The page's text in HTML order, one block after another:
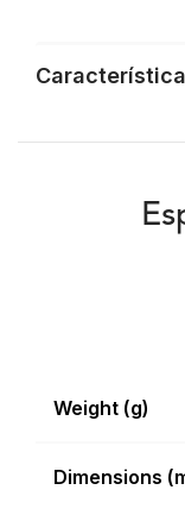
Weight (g)
Dimensions